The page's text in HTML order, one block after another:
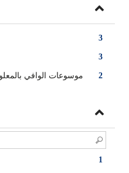
3
3
2
موسوعات الوافي
1